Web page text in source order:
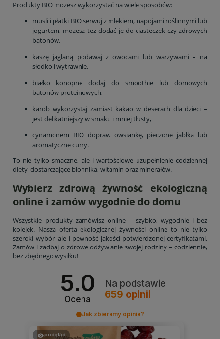
Produkty BIO możesz wykorzystać na wiele sposobów:
musli i płatki BIO serwuj z mlekiem, napojami roślinnymi lub
jogurtem, możesz też dodać je do ciasteczek czy zdrowych
batonów,
kaszę jaglaną podawaj z owocami lub warzywami – na
słodko i wytrawnie,
białko konopne dodaj do smoothie lub domowych
batonów proteinowych,
karob wykorzystaj zamiast kakao w deserach dla dzieci –
jest delikatniejszy w smaku i mniej tłusty,
cynamonem BIO dopraw owsiankę, pieczone jabłka lub
aromatyczne curry.
To nie tylko smaczne, ale i wartościowe uzupełnienie codziennej
diety, dostarczające błonnika, witamin oraz minerałów.
Wybierz zdrową żywność ekologiczną
online i zamów wygodnie do domu
Wszystkie produkty zamówisz online – szybko, wygodnie i bez
kolejek. Nasza oferta ekologicznej żywności online to nie tylko
szeroki wybór, ale i pewność jakości potwierdzonej certyfikatami.
Zamów i zadbaj o zdrowe odżywianie swojej rodziny – codziennie,
bez zbędnego wysiłku!
5.0
Ocena
Na podstawie
659 opinii
Jak zbieramy opinie?
podgląd